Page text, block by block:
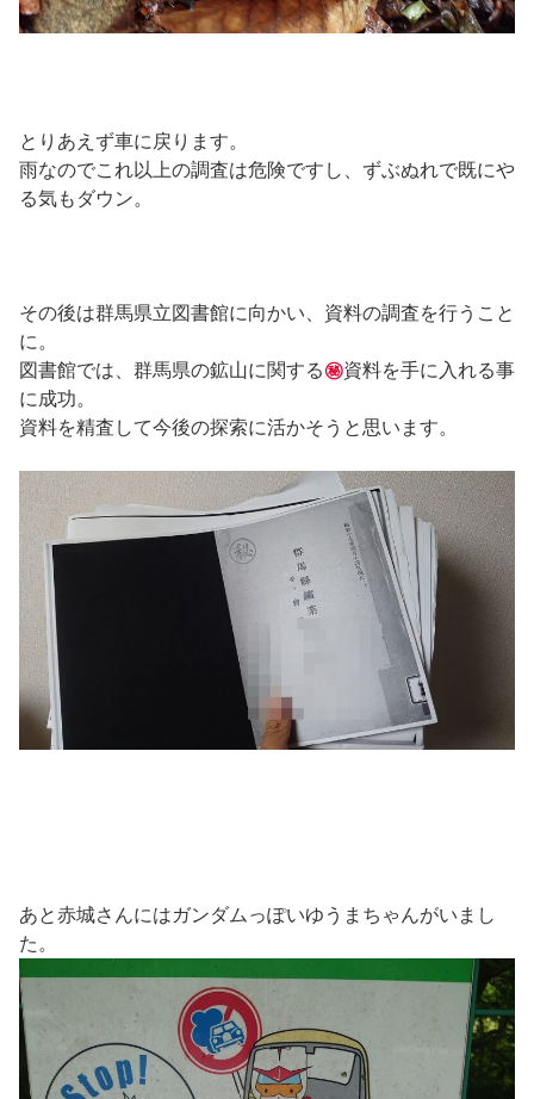
とりあえず車に戻ります。
雨なのでこれ以上の調査は危険ですし、ずぶぬれで既にや
る気もダウン。
その後は群馬県立図書館に向かい、資料の調査を行うこと
に。
図書館では、群馬県の鉱山に関する㊙資料を手に入れる事
に成功。
資料を精査して今後の探索に活かそうと思います。
あと赤城さんにはガンダムっぽいゆうまちゃんがいまし
た。